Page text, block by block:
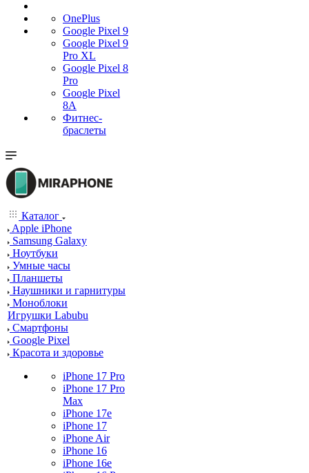
OnePlus
Google Pixel 9
Google Pixel 9
Pro XL
Google Pixel 8
Pro
Google Pixel
8A
Фитнес-
браслеты
Каталог
Apple iPhone
Samsung Galaxy
Ноутбуки
Умные часы
Планшеты
Наушники и гарнитуры
Моноблоки
Игрушки Labubu
Смартфоны
Google Pixel
Красота и здоровье
iPhone 17 Pro
iPhone 17 Pro
Max
iPhone 17e
iPhone 17
iPhone Air
iPhone 16
iPhone 16e